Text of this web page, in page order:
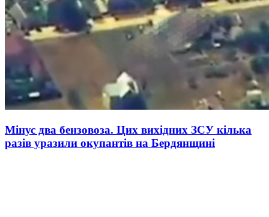
Мінус два бензовоза. Цих вихідних ЗСУ кілька
разів уразили окупантів на Бердянщині